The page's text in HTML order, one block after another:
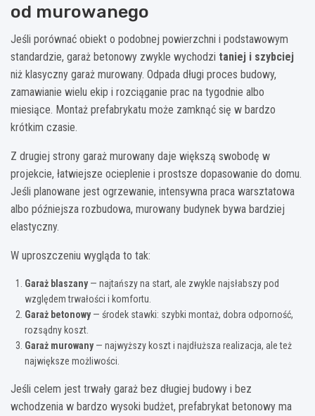
od murowanego
Jeśli porównać obiekt o podobnej powierzchni i podstawowym
standardzie, garaż betonowy zwykle wychodzi taniej i szybciej
niż klasyczny garaż murowany. Odpada długi proces budowy,
zamawianie wielu ekip i rozciąganie prac na tygodnie albo
miesiące. Montaż prefabrykatu może zamknąć się w bardzo
krótkim czasie.
Z drugiej strony garaż murowany daje większą swobodę w
projekcie, łatwiejsze ocieplenie i prostsze dopasowanie do domu.
Jeśli planowane jest ogrzewanie, intensywna praca warsztatowa
albo późniejsza rozbudowa, murowany budynek bywa bardziej
elastyczny.
W uproszczeniu wygląda to tak:
Garaż blaszany— najtańszy na start, ale zwykle najsłabszy pod
względem trwałości i komfortu.
Garaż betonowy— środek stawki: szybki montaż, dobra odporność,
rozsądny koszt.
Garaż murowany— najwyższy koszt i najdłuższa realizacja, ale też
największe możliwości.
Jeśli celem jest trwały garaż bez długiej budowy i bez
wchodzenia w bardzo wysoki budżet, prefabrykat betonowy ma